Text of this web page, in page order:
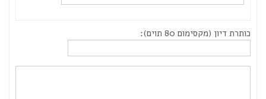
כותרת דיון (מקסימום 80 תוים):